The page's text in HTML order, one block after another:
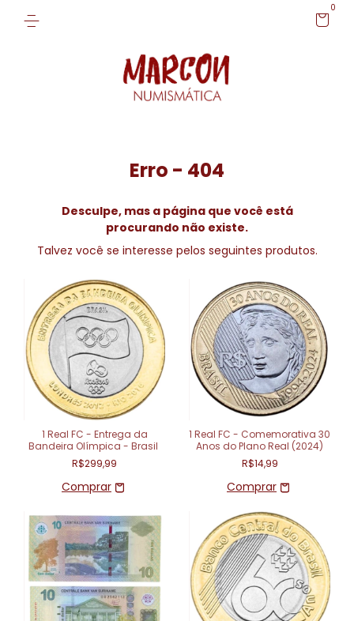
0
Erro - 404
Desculpe, mas a página que você está
procurando não existe.
Talvez você se interesse pelos seguintes produtos.
1 Real FC - Entrega da
Bandeira Olímpica - Brasil
R$299,99
1 Real FC - Comemorativa 30
Anos do Plano Real (2024)
R$14,99